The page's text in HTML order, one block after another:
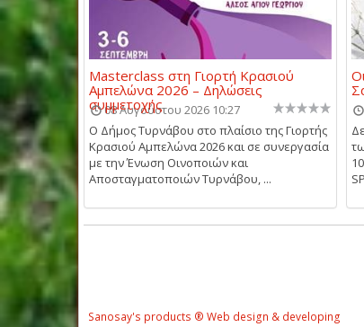
Masterclass στη Γιορτή Κρασιού
Αμπελώνα 2026 – Δηλώσεις
συμμετοχής
08 Αυγούστου 2026 10:27
Ο Δήμος Τυρνάβου στο πλαίσιο της Γιορτής
Κρασιού Αμπελώνα 2026 και σε συνεργασία
με την Ένωση Οινοποιών και
Αποσταγματοποιών Τυρνάβου, ...
Sanosay's products ® Web design & developing